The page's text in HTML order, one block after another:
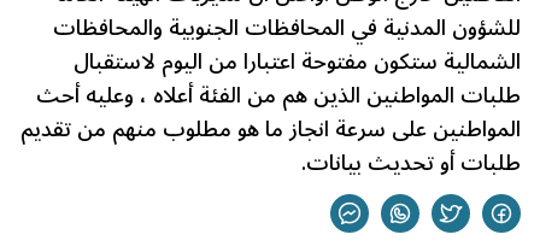
للشؤون المدنية في المحافظات الجنوبية والمحافظات
الشمالية ستكون مفتوحة اعتبارا من اليوم لاستقبال
طلبات المواطنين الذين هم من الفئة أعلاه ، وعليه أحث
المواطنين على سرعة انجاز ما هو مطلوب منهم من تقديم
طلبات أو تحديث بيانات.